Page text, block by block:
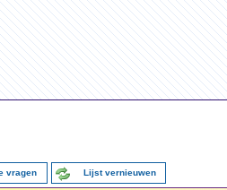
vragen Lijst vernieuwen